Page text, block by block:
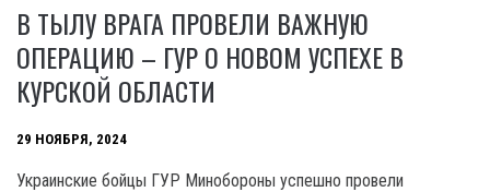
В ТЫЛУ ВРАГА ПРОВЕЛИ ВАЖНУЮ
ОПЕРАЦИЮ – ГУР О НОВОМ УСПЕХЕ В
КУРСКОЙ ОБЛАСТИ
29 НОЯБРЯ, 2024
Украинские бойцы ГУР Минобороны успешно провели